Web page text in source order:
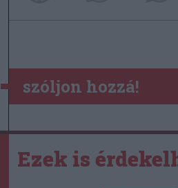
szóljon hozzá!
Ezek is